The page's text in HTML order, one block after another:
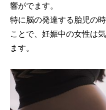
響がでます。
特に脳の発達する胎児の
ことで、妊娠中の女性は
ます。